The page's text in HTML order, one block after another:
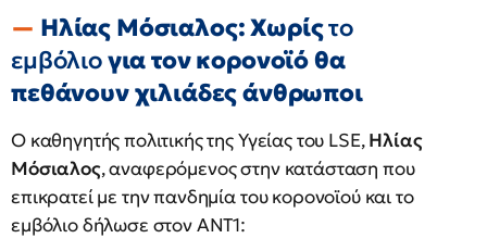
Ηλίας Μόσιαλος: Χωρίςτο
εμβόλιογια τον κορονοϊό θα
πεθάνουν χιλιάδες άνθρωποι
Ο καθηγητής πολιτικής της Υγείας του LSE,Ηλίας
Μόσιαλος, αναφερόμενος στην κατάσταση που
επικρατεί με την πανδημία του κορονοϊού και το
εμβόλιο δήλωσε στον ΑΝΤ1: